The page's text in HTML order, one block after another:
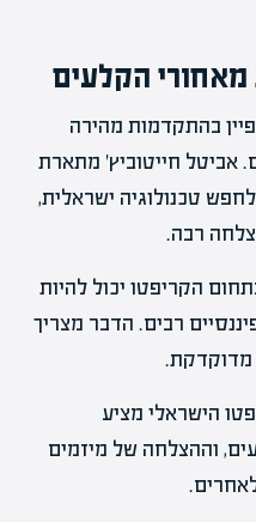
הקלעים
בהתקדמות מהירה
אביטל חייטוביץ' מתארת
טכנולוגיה ישראלית,
רבה.
הקריפטו יכול להיות
רבים. הדבר מצריך
מדוקדקת.
הישראלי מציע
וההצלחה של מיזמים